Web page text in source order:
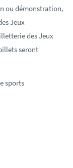
ou démonstration.
Jeux
des Jeux
seront
sports